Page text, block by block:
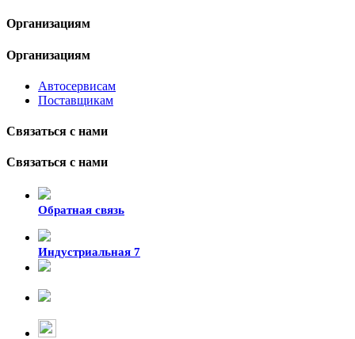
Организациям
Организациям
Автосервисам
Поставщикам
Связаться с нами
Связаться с нами
Обратная связь
Индустриальная 7